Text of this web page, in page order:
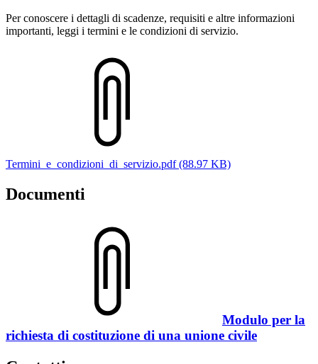
Per conoscere i dettagli di scadenze, requisiti e altre informazioni
importanti, leggi i termini e le condizioni di servizio.
Termini_e_condizioni_di_servizio.pdf (88.97 KB)
Documenti
Modulo per la
richiesta di costituzione di una unione civile